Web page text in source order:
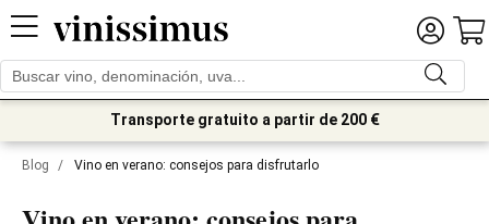
Transporte gratuito a partir de 200 €
Blog / Vino en verano: consejos para disfrutarlo